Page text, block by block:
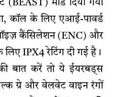
(BEAST) मोड दिया गया
कॉल के लिए एआई-पावर्ड
कैंसिलेशन (ENC) और
लिए IPX4 रेटिंग दी गई है।
बात करें तो ये ईयरबड्स
ग्रे और वेलवेट वाइन रंगों